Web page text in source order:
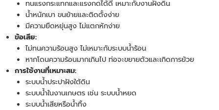
ทนแรงกระแทกและแรงกดได้ดี เหมาะกับงานฝังดิน
น้ำหนักเบา ขนย้ายและติดตั้งง่าย
มีความยืดหยุ่นสูง ไม่แตกหักง่าย
ข้อเสีย:
ไม่ทนความร้อนสูง ไม่เหมาะกับระบบน้ำร้อน
หากโดนความร้อนมากเกินไป ท่อจะขยายตัวและเกิดการย้วย
การใช้งานที่เหมาะสม:
ระบบน้ำประปาฝังใต้ดิน
ระบบน้ำในงานเกษตร เช่น ระบบน้ำหยด
ระบบน้ำเสียหรือน้ำทิ้ง